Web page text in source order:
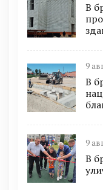
В
9
В
9
В